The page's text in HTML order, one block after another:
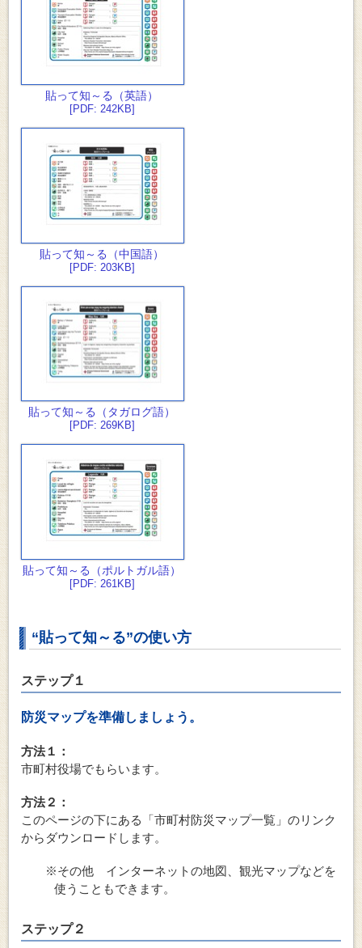
貼って知～る（英語）
[PDF: 242KB]
貼って知～る（中国語）
[PDF: 203KB]
貼って知～る（タガログ語）
[PDF: 269KB]
貼って知～る（ポルトガル語）
[PDF: 261KB]
“貼って知～る”の使い方
ステップ１
防災マップを準備しましょう。
方法１：
市町村役場でもらいます。
方法２：
このページの下にある「市町村防災マップ一覧」のリンク
からダウンロードします。
※その他 インターネットの地図、観光マップなどを
使うこともできます。
ステップ２